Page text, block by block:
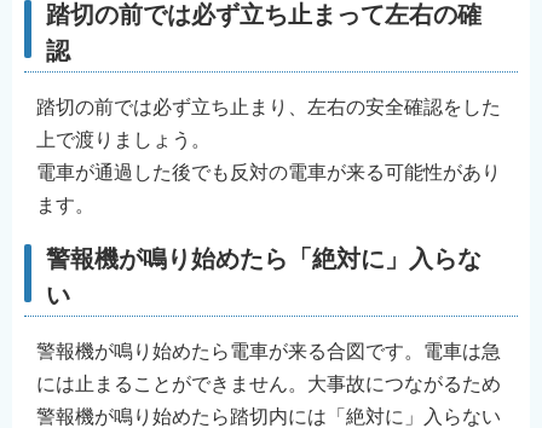
踏切の前では必ず立ち止まって左右の確
認
踏切の前では必ず立ち止まり、左右の安全確認をした
上で渡りましょう。
電車が通過した後でも反対の電車が来る可能性があり
ます。
警報機が鳴り始めたら「絶対に」入らな
い
警報機が鳴り始めたら電車が来る合図です。電車は急
には止まることができません。大事故につながるため
警報機が鳴り始めたら踏切内には「絶対に」入らない